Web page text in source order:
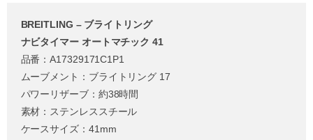
BREITLING – ブライトリング
ナビタイマー オートマチック 41
品番：A17329171C1P1
ムーブメント：ブライトリング 17
パワーリザーブ：約38時間
素材：ステンレススチール
ケースサイズ：41mm